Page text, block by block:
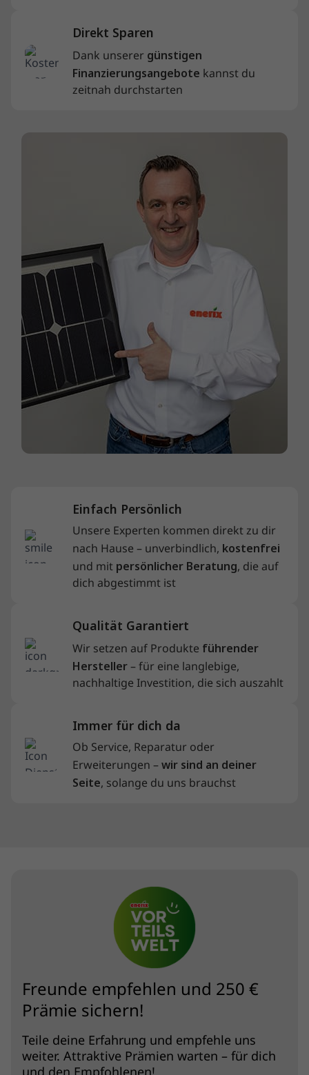
Direkt Sparen
Dank unserer günstigen
Finanzierungsangebote kannst du
zeitnah durchstarten
Einfach Persönlich
Unsere Experten kommen direkt zu dir
nach Hause – unverbindlich, kostenfrei
und mit persönlicher Beratung, die auf
dich abgestimmt ist
Qualität Garantiert
Wir setzen auf Produkte führender
Hersteller– für eine langlebige,
nachhaltige Investition, die sich auszahlt
Immer für dich da
Ob Service, Reparatur oder
Erweiterungen –wir sind an deiner
Seite, solange du uns brauchst
Freunde empfehlen und 250 €
Prämie sichern!
Teile deine Erfahrung und empfehle uns
weiter. Attraktive Prämien warten – für dich